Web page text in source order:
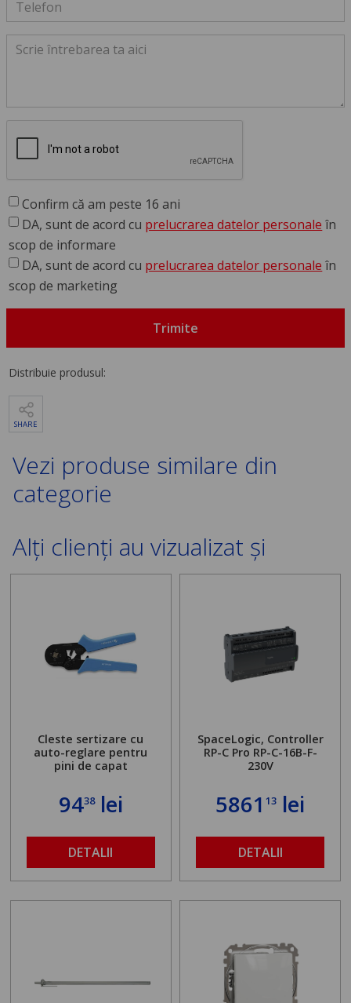
Confirm că am peste 16 ani
DA, sunt de acord cu prelucrarea datelor personale în
scop de informare
DA, sunt de acord cu prelucrarea datelor personale în
scop de marketing
Trimite
Distribuie produsul:
SHARE
Vezi produse similare din
categorie
Alți clienți au vizualizat și
Cleste sertizare cu
auto-reglare pentru
pini de capat
9438lei
DETALII
SpaceLogic, Controller
RP-C Pro RP-C-16B-F-
230V
586113 lei
DETALII